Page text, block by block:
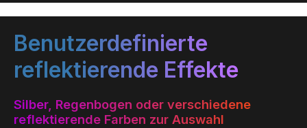
Benutzerdefinierte
reflektierende Effekte
Silber, Regenbogen oder verschiedene
reflektierende Farben zur Auswahl